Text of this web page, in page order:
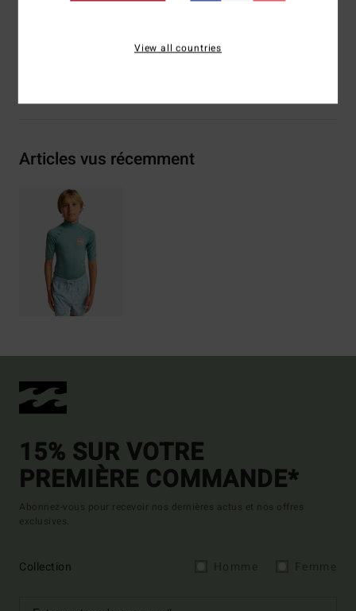
16% élasthanne
Articles vus récemment
15% SUR VOTRE
PREMIÈRE COMMANDE*
Abonnez-vous pour recevoir nos dernières actus et nos offres
exclusives.
Collection
View all countries